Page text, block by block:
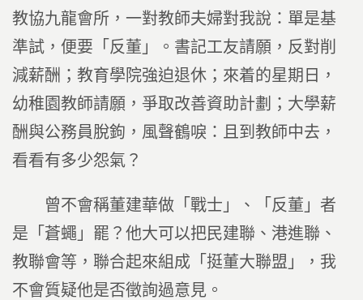
教協九龍會所，一對教師夫婦對我說：單是基
準試，便要「反董」。書記工友請願，反對削
減薪酬；教育學院強迫退休；來着的星期日，
幼稚園教師請願，爭取改善資助計劃；大學薪
酬與公務員脫鉤，風聲鶴唳：且到教師中去，
看看有多少怨氣？
曾不會稱董建華做「戰士」、「反董」者
是「蒼蠅」罷？他大可以把民建聯、港進聯、
教聯會等，聯合起來組成「挺董大聯盟」，我
不會質疑他是否徵詢過意見。